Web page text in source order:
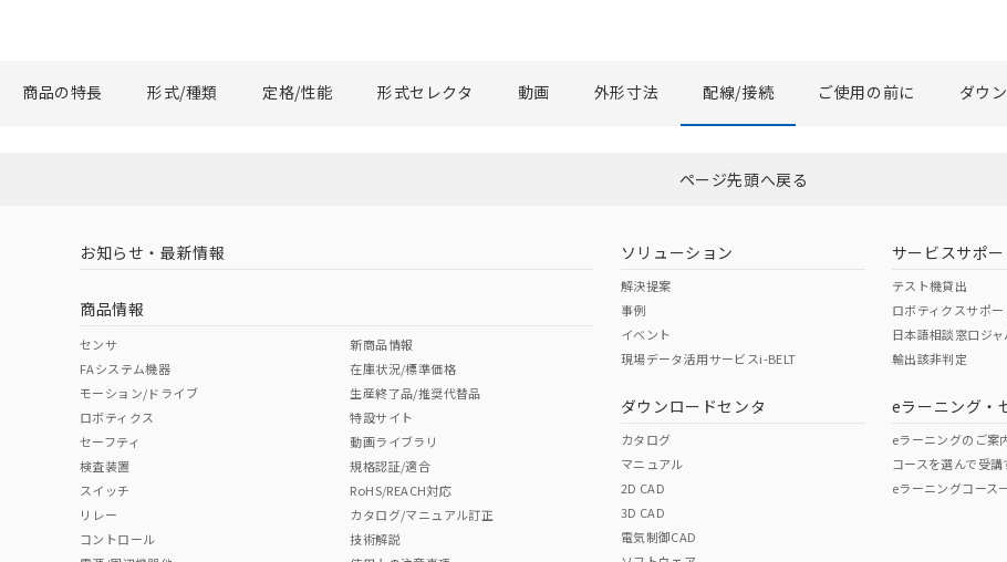
商品の特長 形式/種類 定格/性能 形式セレクタ 動画 外形寸法 配線/接続 ご使用の前に ダウ
ページ先頭へ戻る
お知らせ・最新情報
商品情報
センサ
FAシステム機器
モーション/ドライブ
ロボティクス
セーフティ
検査装置
スイッチ
リレー
コントロール
新商品情報
在庫状況/標準価格
生産終了品/推奨代替品
特設サイト
動画ライブラリ
規格認証/適合
RoHS/REACH対応
カタログ/マニュアル訂正
技術解説
ソリューション
解決提案
事例
イベント
現場データ活用サービスi-BELT
ダウンロードセンタ
カタログ
マニュアル
2D CAD
3D CAD
電気制御CAD
サービスサポー
テスト機貸出
ロボティクスサポー
日本語相談窓口ジ
輸出該非判定
eラーニング・
eラーニングのご案
コースを選んで受講
eラーニングコース